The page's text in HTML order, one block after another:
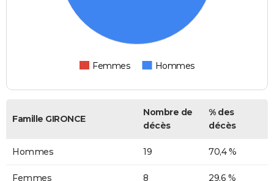
Femmes Hommes
Famille GIRONCE
Nombre de
décès
% des
décès
Hommes 19 70,4 %
Femmes 8 29,6 %